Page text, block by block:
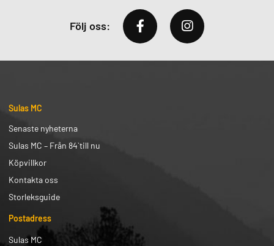
Följ oss:
Sulas MC
Senaste nyheterna
Sulas MC – Från 84` till nu
Köpvillkor
Kontakta oss
Storleksguide
Postadress
Sulas MC